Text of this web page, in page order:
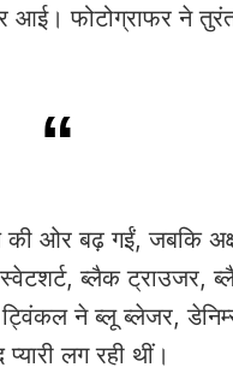
फोटोग्राफर ने
की ओर बढ़ गईं, जबकि
स्वेटशर्ट, ब्लैक
ने ब्लू ब्लेजर,
लग रही थीं।